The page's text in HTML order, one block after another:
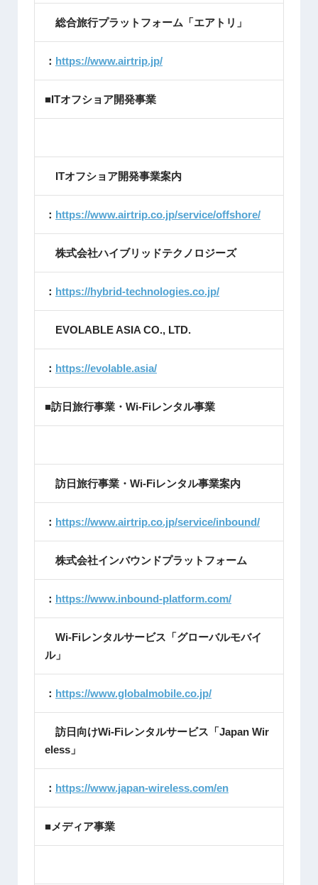
総合旅行プラットフォーム「エアトリ」
： https://www.airtrip.jp/
■ITオフショア開発事業
ITオフショア開発事業案内
： https://www.airtrip.co.jp/service/offshore/
株式会社ハイブリッドテクノロジーズ
： https://hybrid-technologies.co.jp/
EVOLABLE ASIA CO., LTD.
： https://evolable.asia/
■訪日旅行事業・Wi-Fiレンタル事業
訪日旅行事業・Wi-Fiレンタル事業案内
： https://www.airtrip.co.jp/service/inbound/
株式会社インバウンドプラットフォーム
： https://www.inbound-platform.com/
Wi-Fiレンタルサービス「グローバルモバイ
ル」
： https://www.globalmobile.co.jp/
訪日向けWi-Fiレンタルサービス「Japan Wir
eless」
： https://www.japan-wireless.com/en
■メディア事業